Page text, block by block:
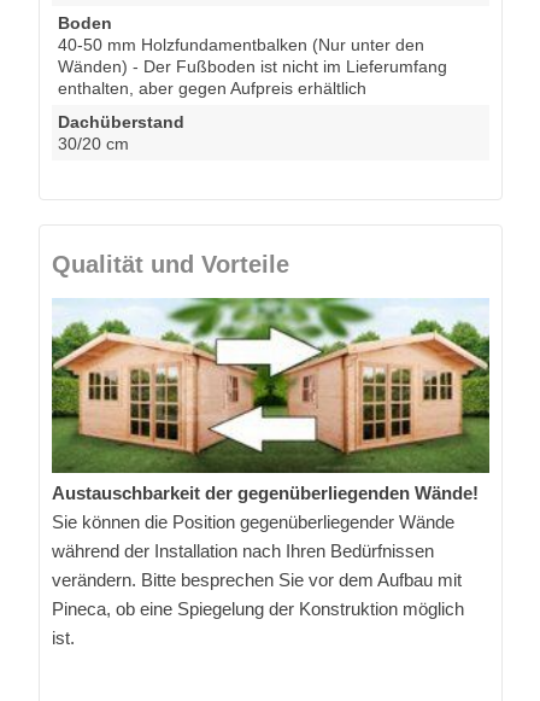
Boden
40-50 mm Holzfundamentbalken (Nur unter den
Wänden) - Der Fußboden ist nicht im Lieferumfang
enthalten, aber gegen Aufpreis erhältlich
Dachüberstand
30/20 cm
Qualität und Vorteile
Austauschbarkeit der gegenüberliegenden Wände!
Sie können die Position gegenüberliegender Wände
während der Installation nach Ihren Bedürfnissen
verändern. Bitte besprechen Sie vor dem Aufbau mit
Pineca, ob eine Spiegelung der Konstruktion möglich
ist.